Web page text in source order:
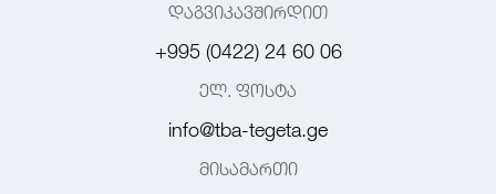
დაგვიკავშირდით
+995 (0422) 24 60 06
ელ. ფოსტა
info@tba-tegeta.ge
მისამართი